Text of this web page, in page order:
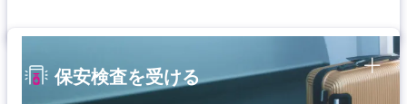
保安検査を受ける